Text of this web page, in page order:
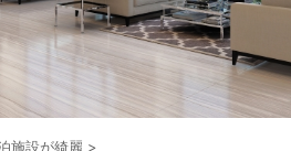
施設が綺麗 >